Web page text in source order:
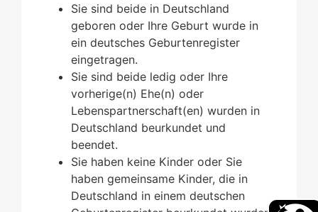
Sie sind beide in Deutschland
geboren oder Ihre Geburt wurde in
ein deutsches Geburtenregister
eingetragen.
Sie sind beide ledig oder Ihre
vorherige(n) Ehe(n) oder
Lebenspartnerschaft(en) wurden in
Deutschland beurkundet und
beendet.
Sie haben keine Kinder oder Sie
haben gemeinsame Kinder, die in
Deutschland in einem deutschen